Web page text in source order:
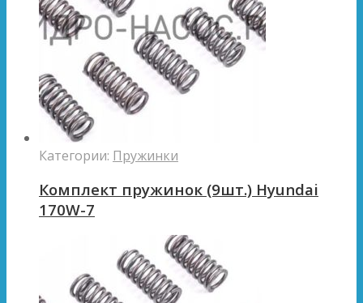
Категории: Пружинки
Комплект пружинок (9шт.) Hyundai
170W-7